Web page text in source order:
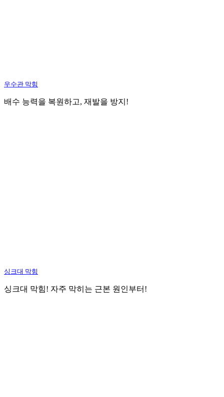
우수관 막힘
배수 능력을 복원하고, 재발을 방지!
싱크대 막힘
싱크대 막힘! 자주 막히는 근본 원인부터!